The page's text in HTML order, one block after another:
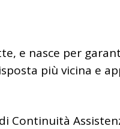
e nasce per
più vicina e
Continuità